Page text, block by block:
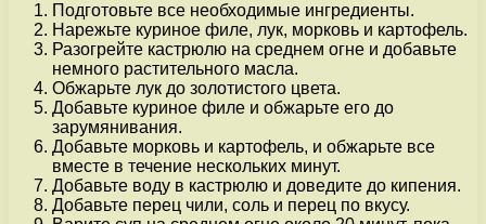
Подготовьте все необходимые ингредиенты.
Нарежьте куриное филе, лук, морковь и картофель.
Разогрейте кастрюлю на среднем огне и добавьте
немного растительного масла.
Обжарьте лук до золотистого цвета.
Добавьте куриное филе и обжарьте его до
зарумянивания.
Добавьте морковь и картофель, и обжарьте все
вместе в течение нескольких минут.
Добавьте воду в кастрюлю и доведите до кипения.
Добавьте перец чили, соль и перец по вкусу.